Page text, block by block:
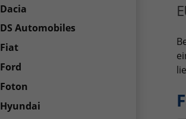
Dacia
DS Automobiles
Fiat
Ford
Foton
Hyundai